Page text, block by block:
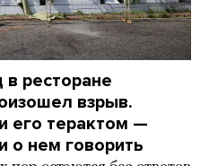
ресторане
взрыв.
его терактом —
о нем говорить